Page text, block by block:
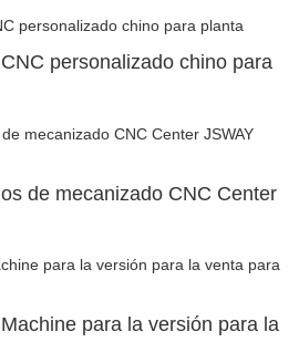
personalizado chino para
de mecanizado CNC Center
para la versión para la